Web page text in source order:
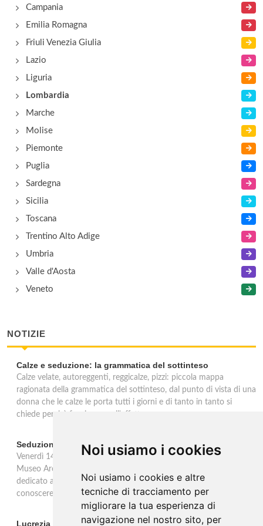
Noi usiamo i cookies
Noi usiamo i cookies e altre
tecniche di tracciamento per
migliorare la tua esperienza di
navigazione nel nostro sito, per
via Lodovico Il Moro 135, Milano
Campania
Emilia Romagna
Friuli Venezia Giulia
Lazio
Liguria
Lombardia
Marche
Molise
Piemonte
Puglia
Sardegna
Sicilia
Toscana
Trentino Alto Adige
Umbria
Valle d'Aosta
Veneto
NOTIZIE
Calze e seduzione: la grammatica del sottinteso
Calze velate, autoreggenti, reggicalze, pizzi: piccola mappa
ragionata della grammatica del sottinteso, dal punto di vista di una
donna che le calze le porta tutti i giorni e di tanto in tanto si
chiede perchè facciano quell'effetto.
Seduzioni. Il piacere sVelato
Venerdì 14 febbraio, in occasione della festa di San Valentino, il
Museo Archeologico Nazionale delle Marche propone un incontro
dedicato ad Afrodite tra mito e poesia, parole e immagini per
conoscere la dea nata dalla spuma del mare.
Lucrezia Borgia d'Este. Celebrazioni a 500 anni dalla morte